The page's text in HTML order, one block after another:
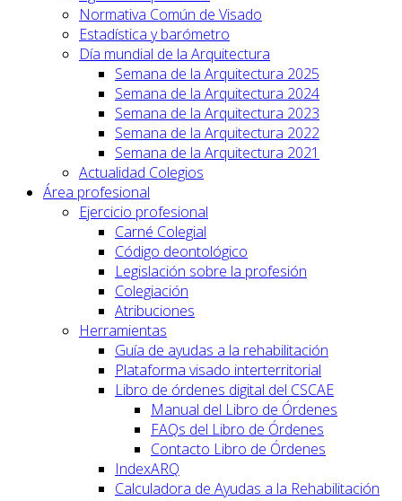
Normativa Común de Visado
Estadística y barómetro
Día mundial de la Arquitectura
Semana de la Arquitectura 2025
Semana de la Arquitectura 2024
Semana de la Arquitectura 2023
Semana de la Arquitectura 2022
Semana de la Arquitectura 2021
Actualidad Colegios
Área profesional
Ejercicio profesional
Carné Colegial
Código deontológico
Legislación sobre la profesión
Colegiación
Atribuciones
Herramientas
Guía de ayudas a la rehabilitación
Plataforma visado interterritorial
Libro de órdenes digital del CSCAE
Manual del Libro de Órdenes
FAQs del Libro de Órdenes
Contacto Libro de Órdenes
IndexARQ
Calculadora de Ayudas a la Rehabilitación